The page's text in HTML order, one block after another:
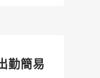
勤簡易